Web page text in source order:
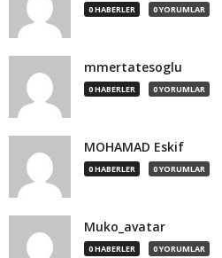
0 HABERLER 0 YORUMLAR
mmertatesoglu
0 HABERLER 0 YORUMLAR
MOHAMAD Eskif
0 HABERLER 0 YORUMLAR
Muko_avatar
0 HABERLER 0 YORUMLAR